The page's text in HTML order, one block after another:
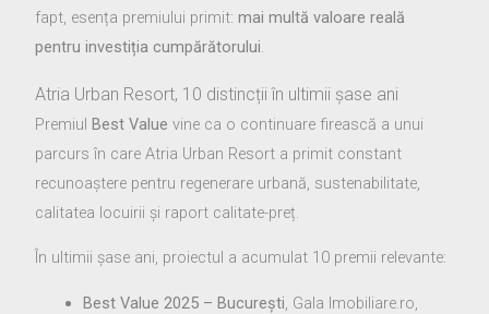
fapt, esența premiului primit:mai multă valoare reală
pentru investiția cumpărătorului.
Atria Urban Resort, 10 distincții în ultimii șase ani
PremiulBest Value vine ca o continuare firească a unui
parcurs în care Atria Urban Resort a primit constant
recunoaștere pentru regenerare urbană, sustenabilitate,
calitatea locuirii și raport calitate-preț.
În ultimii șase ani, proiectul a acumulat 10 premii relevante:
Best Value 2025 – București, Gala Imobiliare.ro,